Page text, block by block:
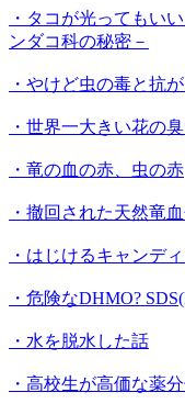
・タコが光ってもい
ンダコ科の秘密－
・やけど虫の毒と抗
・世界一大きい花の
・竜の血の赤、虫の赤
・撤回された天然竜
・はじけるキャンデ
・危険なDHMO?
・水を脱水した話
・高校生が高価な薬